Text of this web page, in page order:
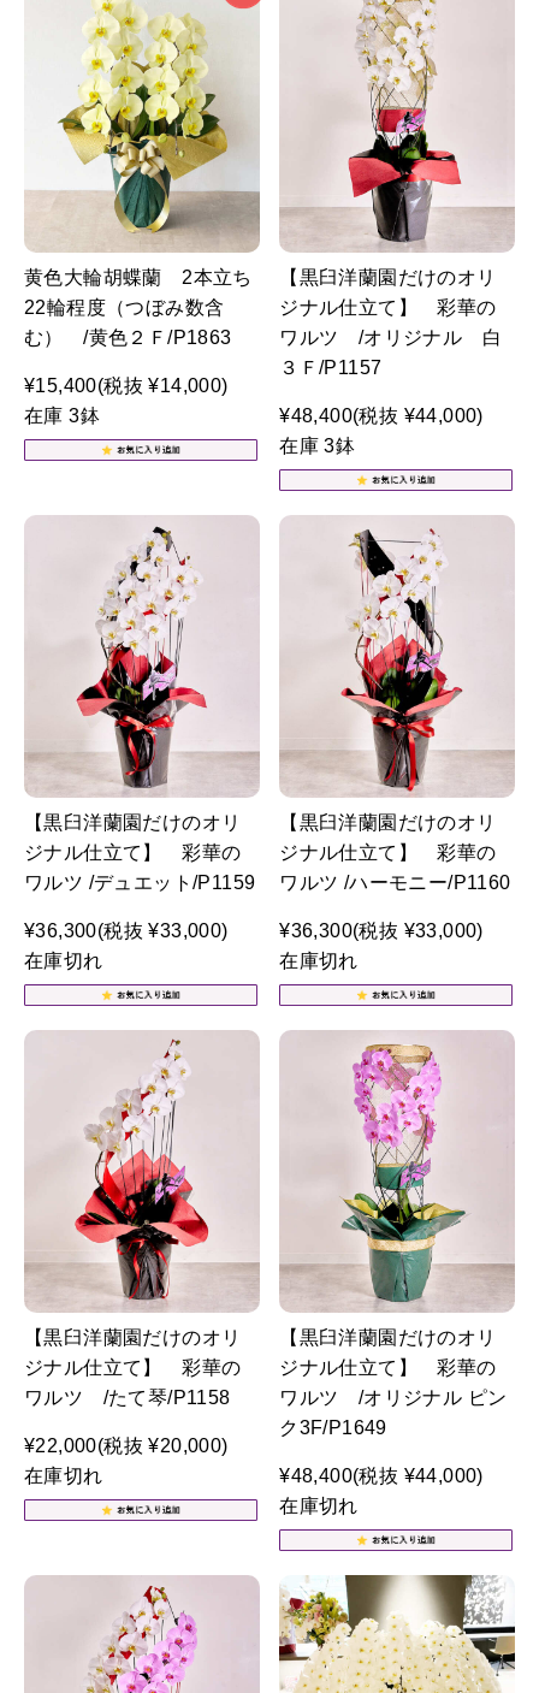
黄色大輪胡蝶蘭 2本立ち
22輪程度（つぼみ数含
む） /黄色２Ｆ/P1863
¥15,400(税抜 ¥14,000)
在庫 3鉢
【黒臼洋蘭園だけのオリ
ジナル仕立て】 彩華の
ワルツ /オリジナル 白
３Ｆ/P1157
¥48,400(税抜 ¥44,000)
在庫 3鉢
【黒臼洋蘭園だけのオリ
ジナル仕立て】 彩華の
ワルツ /デュエット/P1159
¥36,300(税抜 ¥33,000)
在庫切れ
【黒臼洋蘭園だけのオリ
ジナル仕立て】 彩華の
ワルツ /ハーモニー/P1160
¥36,300(税抜 ¥33,000)
在庫切れ
【黒臼洋蘭園だけのオリ
ジナル仕立て】 彩華の
ワルツ /たて琴/P1158
¥22,000(税抜 ¥20,000)
在庫切れ
【黒臼洋蘭園だけのオリ
ジナル仕立て】 彩華の
ワルツ /オリジナル ピン
ク3F/P1649
¥48,400(税抜 ¥44,000)
在庫切れ